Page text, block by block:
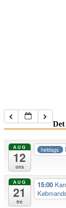
Det
AUG
12
ons
heldags
AUG
21
fre
15:00